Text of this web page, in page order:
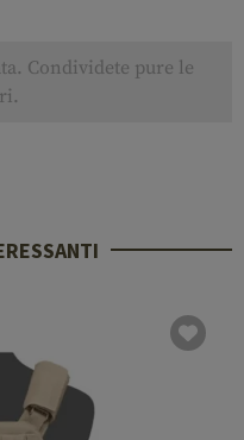
Condividete pure le